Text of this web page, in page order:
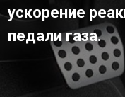
ускорение
педали газа.